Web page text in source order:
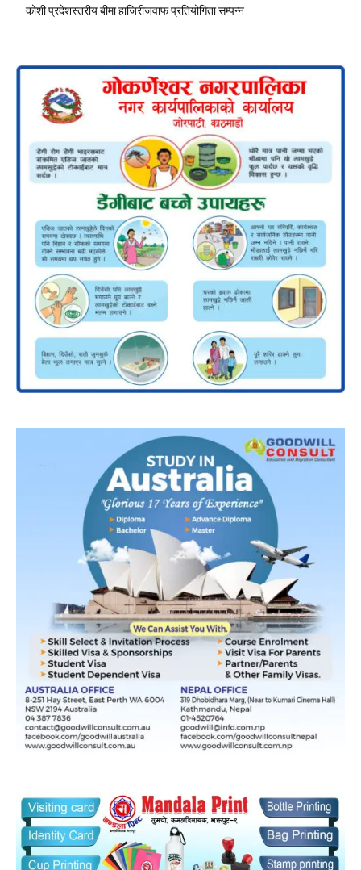
कोशी प्रदेशस्तरीय बीमा हाजिरीजवाफ प्रतियोगिता सम्पन्न